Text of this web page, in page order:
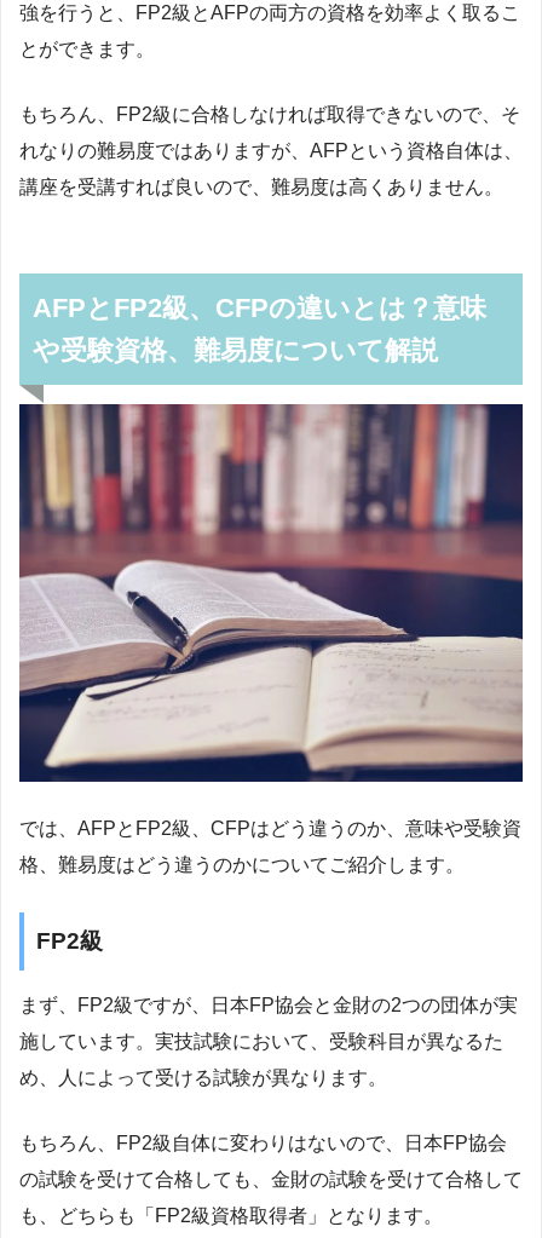
強を行うと、FP2級とAFPの両方の資格を効率よく取るこ
とができます。
もちろん、FP2級に合格しなければ取得できないので、そ
れなりの難易度ではありますが、AFPという資格自体は、
講座を受講すれば良いので、難易度は高くありません。
AFPとFP2級、CFPの違いとは？意味
や受験資格、難易度について解説
では、AFPとFP2級、CFPはどう違うのか、意味や受験資
格、難易度はどう違うのかについてご紹介します。
FP2級
まず、FP2級ですが、日本FP協会と金財の2つの団体が実
施しています。実技試験において、受験科目が異なるた
め、人によって受ける試験が異なります。
もちろん、FP2級自体に変わりはないので、日本FP協会
の試験を受けて合格しても、金財の試験を受けて合格して
も、どちらも「FP2級資格取得者」となります。